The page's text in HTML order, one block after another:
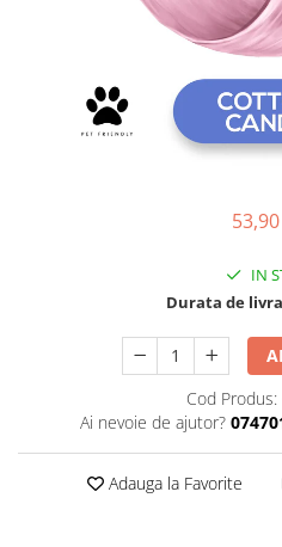
Geluri de Constructie
Clasic Gel Medium
Jelly Gel Medium
Tratament Filler cu Acid
Puro Sole (protectie solara)
iSmooth Îndreptare Permanentă
IN
Durata de
Cod Produs:
Ai nevoie de ajutor?
Adauga la Favorite